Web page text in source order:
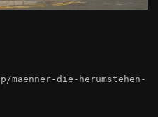
die-herumstehen-